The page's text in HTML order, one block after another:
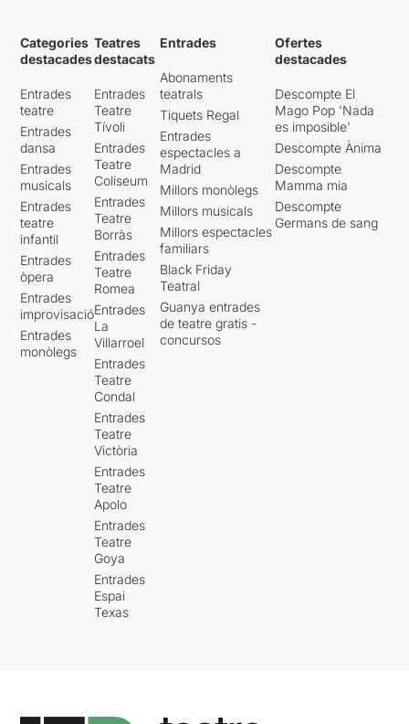
Categories
destacades
Entrades
teatre
Entrades
dansa
Entrades
musicals
Entrades
teatre
infantil
Entrades
òpera
Entrades
improvisació
Entrades
monòlegs
Teatres
destacats
Entrades
Teatre
Tívoli
Entrades
Teatre
Coliseum
Entrades
Teatre
Borràs
Entrades
Teatre
Romea
Entrades
La
Villarroel
Entrades
Teatre
Condal
Entrades
Teatre
Victòria
Entrades
Teatre
Apolo
Entrades
Teatre
Goya
Entrades
Espai
Texas
Entrades
Abonaments
teatrals
Tiquets Regal
Entrades
espectacles a
Madrid
Millors monòlegs
Millors musicals
Millors espectacles
familiars
Black Friday
Teatral
Guanya entrades
de teatre gratis -
concursos
Ofertes
destacades
Descompte El
Mago Pop 'Nada
es imposible'
Descompte Ànima
Descompte
Mamma mia
Descompte
Germans de sang